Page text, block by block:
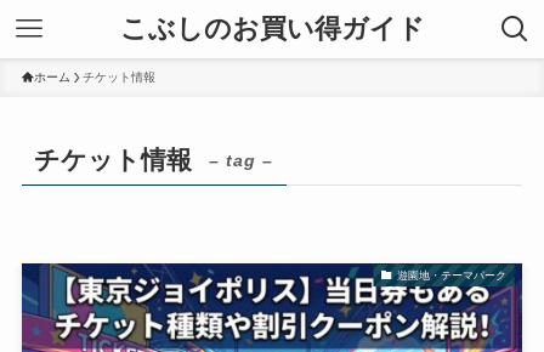
こぶしのお買い得ガイド
ホーム チケット情報
チケット情報 – tag –
遊園地・テーマパーク